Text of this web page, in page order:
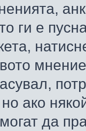
ги е
ако
да